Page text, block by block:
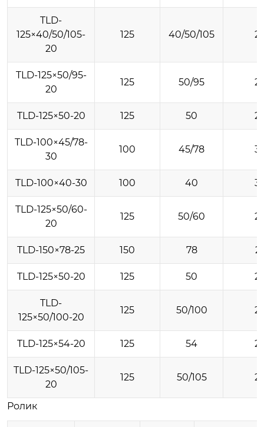
TLD-
125×40/50/105-
20
125 40/50/105
TLD-125×50/95-
20
125 50/95
TLD-125×50-20 125 50
TLD-100×45/78-
30
100 45/78
TLD-100×40-30 100 40
TLD-125×50/60-
20
125 50/60
TLD-150×78-25 150 78
TLD-125×50-20 125 50
TLD-
125×50/100-20
125 50/100
TLD-125×54-20 125 54
TLD-125×50/105-
20
125 50/105
Ролик